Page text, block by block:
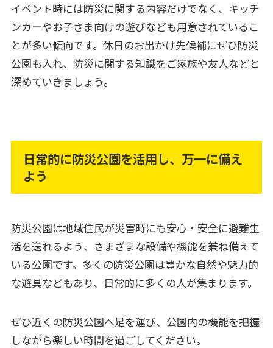
イベント時には防災に関する内容だけでなく、キッチ
ンカーやお子さま向けの遊びなども用意されているこ
とが多い傾向です。休日のお出かけ先候補にぜひ防災
公園も入れ、防災に関する知識をご家族や友人などと
深めていきましょう。
日常的に防災公園を活用し、万一に備え
よう
防災公園は地域住民が災害時にも安心・安全に避難生
活を送れるよう、さまざまな設備や機能を兼ね備えて
いる公園です。多くの防災公園は豊かな自然や魅力的
な遊具などもあり、日常的に多くの人が集まります。
ぜひ近くの防災公園へ足を運び、公園内の機能を把握
しながら楽しい時間を過ごしてください。